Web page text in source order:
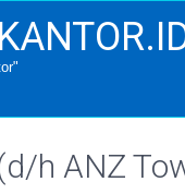
h ANZ